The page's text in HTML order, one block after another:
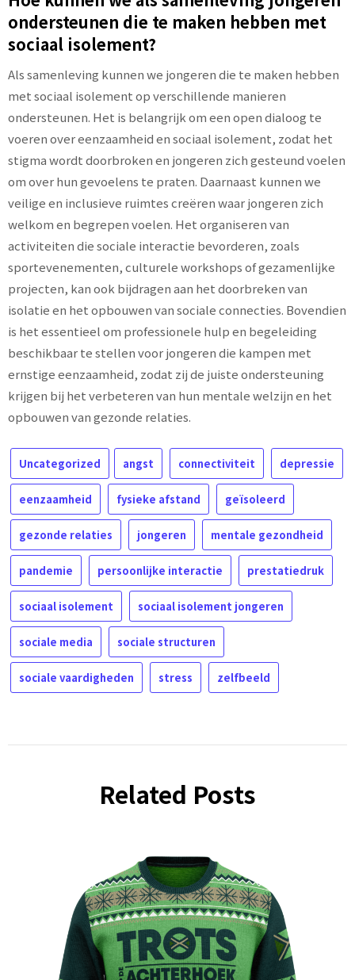
ondersteunen die te maken hebben met
sociaal isolement?
Als samenleving kunnen we jongeren die te maken hebben
met sociaal isolement op verschillende manieren
ondersteunen. Het is belangrijk om een open dialoog te
voeren over eenzaamheid en sociaal isolement, zodat het
stigma wordt doorbroken en jongeren zich gesteund voelen
om over hun gevoelens te praten. Daarnaast kunnen we
veilige en inclusieve ruimtes creëren waar jongeren zich
welkom en begrepen voelen. Het organiseren van
activiteiten die sociale interactie bevorderen, zoals
sportevenementen, culturele workshops of gezamenlijke
projecten, kan ook bijdragen aan het doorbreken van
isolatie en het opbouwen van sociale connecties. Bovendien
is het essentieel om professionele hulp en begeleiding
beschikbaar te stellen voor jongeren die kampen met
ernstige eenzaamheid, zodat zij de juiste ondersteuning
krijgen bij het verbeteren van hun mentale welzijn en het
opbouwen van gezonde relaties.
Uncategorized angst connectiviteit depressie
eenzaamheid fysieke afstand geïsoleerd
gezonde relaties jongeren mentale gezondheid
pandemie persoonlijke interactie prestatiedruk
sociaal isolement sociaal isolement jongeren
sociale media sociale structuren
sociale vaardigheden stress zelfbeeld
Related Posts